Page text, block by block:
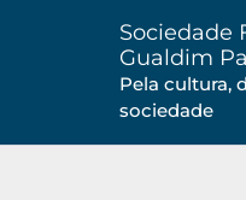
Sociedade
Gualdim
Pela cultura,
sociedade